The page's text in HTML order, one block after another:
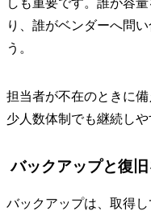
り、誰がベンダーへ問
う。
担当者が不在のときに
少人数体制でも継続し
バックアップと復
バックアップは、取得